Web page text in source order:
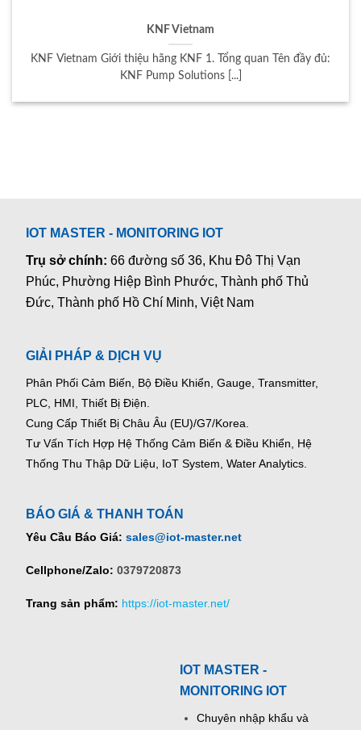
KNF Vietnam
KNF Vietnam Giới thiệu hãng KNF 1. Tổng quan Tên đầy đủ:
KNF Pump Solutions [...]
IOT MASTER - MONITORING IOT
Trụ sở chính:66 đường số 36, Khu Đô Thị Vạn
Phúc, Phường Hiệp Bình Phước, Thành phố Thủ
Đức, Thành phố Hồ Chí Minh, Việt Nam
GIẢI PHÁP & DỊCH VỤ
Phân Phối Cảm Biến, Bộ Điều Khiển, Gauge, Transmitter,
PLC, HMI, Thiết Bị Điện.
Cung Cấp Thiết Bị Châu Âu (EU)/G7/Korea.
Tư Vấn Tích Hợp Hệ Thống Cảm Biến & Điều Khiển, Hệ
Thống Thu Thập Dữ Liệu, IoT System, Water Analytics.
BÁO GIÁ & THANH TOÁN
Yêu Cầu Báo Giá: sales@iot-master.net
Cellphone/Zalo: 0379720873
Trang sản phẩm: https://iot-master.net/
IOT MASTER -
MONITORING IOT
Chuyên nhập khẩu và